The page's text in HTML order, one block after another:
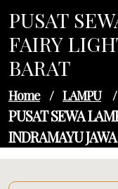
PUSAT
FAIRY
BARAT
Home / LAMPU /
PUSAT SEWA
INDRAMAYU